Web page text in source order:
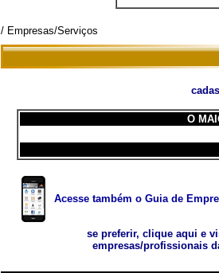
/ Empresas/Serviços
O
Acesse também o Guia de
se preferir, clique aqui e
empresas/profissionais